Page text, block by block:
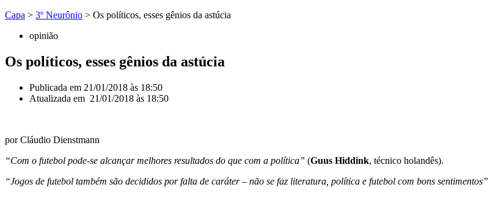
Capa > 3º Neurônio > Os políticos, esses gênios da astúcia
opinião
Os políticos, esses gênios da astúcia
Publicada em 21/01/2018 às 18:50
Atualizada em 21/01/2018 às 18:50
por Cláudio Dienstmann
“Com o futebol pode-se alcançar melhores resultados do que com a política” (Guus Hiddink, técnico holandês).
“Jogos de futebol também são decididos por falta de caráter – não se faz literatura, política e futebol com bons sentimentos”